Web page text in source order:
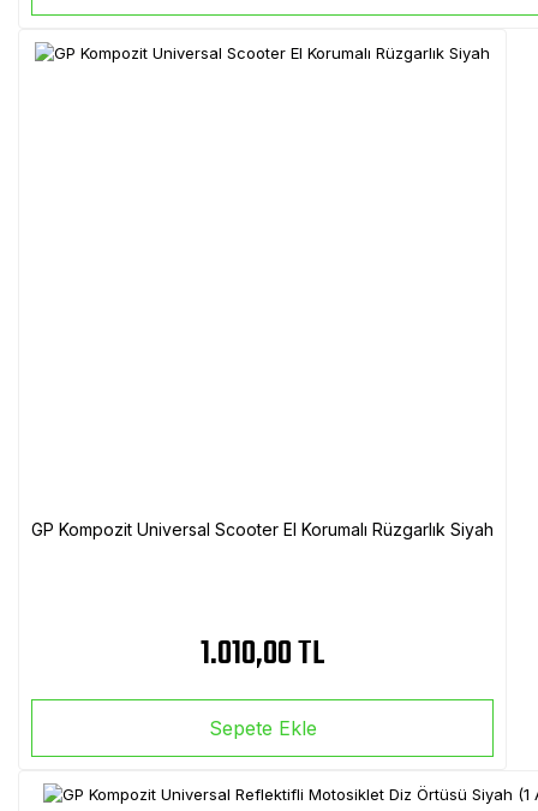
GP Kompozit Universal Scooter El Korumalı Rüzgarlık Siyah
1.010,00 TL
Sepete Ekle